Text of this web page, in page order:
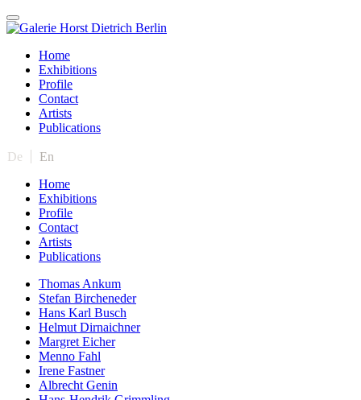
Home
Exhibitions
Profile
Contact
Artists
Publications
De
En
Home
Exhibitions
Profile
Contact
Artists
Publications
Thomas Ankum
Stefan Bircheneder
Hans Karl Busch
Helmut Dirnaichner
Margret Eicher
Menno Fahl
Irene Fastner
Albrecht Genin